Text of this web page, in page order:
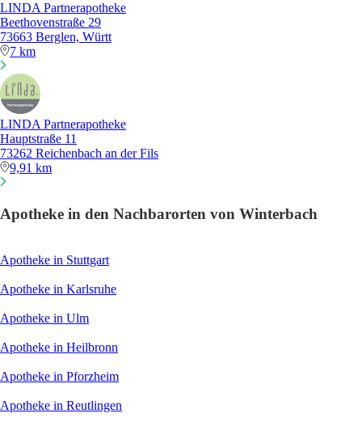
LINDA Partnerapotheke
Beethovenstraße 29
73663 Berglen, Württ
7 km
LINDA Partnerapotheke
Hauptstraße 11
73262 Reichenbach an der Fils
9,91 km
Apotheke in den Nachbarorten von Winterbach
Apotheke in Stuttgart
Apotheke in Karlsruhe
Apotheke in Ulm
Apotheke in Heilbronn
Apotheke in Pforzheim
Apotheke in Reutlingen